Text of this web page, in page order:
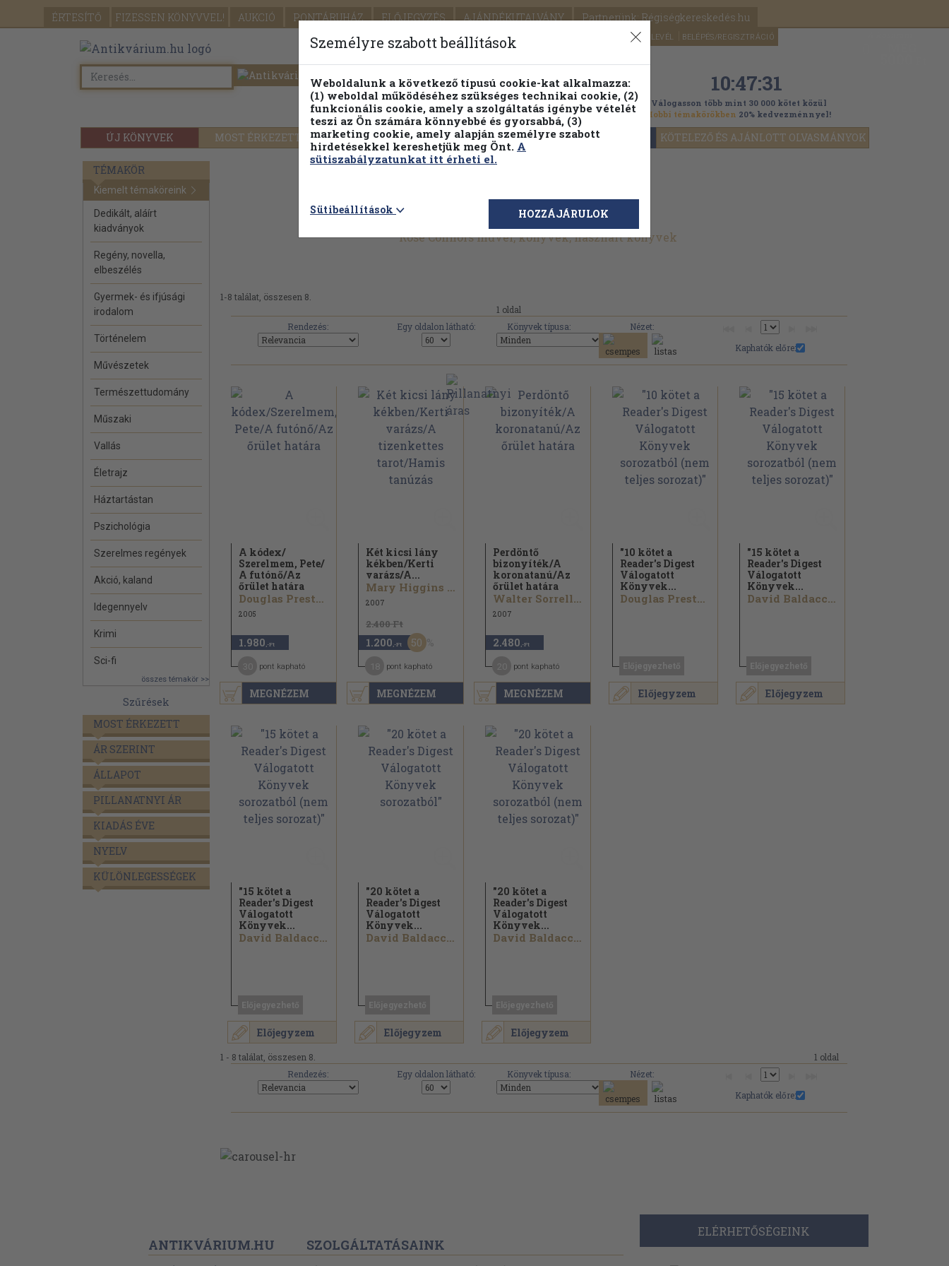
ÉRTESÍTŐ FIZESSEN KÖNYVVEL! AUKCIÓ PONTÁRUHÁZ ELŐJEGYZÉS AJÁNDÉKUTALVÁNY Partnerünk: Régiségkereskedés.hu
SEGÍTSÉG HÍRLEVÉL BELÉPÉS/REGISZTRÁCIÓ
ÚJ KÖNYVEK MOST ÉRKEZETT PILLANATNYI ÁRAINK FENNTARTHATÓ OLVASMÁNYOK KÖTELEZŐ ÉS AJÁNLOTT OLVASMÁNYOK
Részletes kereső Témaköri fa 10:47:30
Válogasson több mint 30 000 kötet közül
Hobbi témakörökben 20% kedvezménnyel!
TÉMAKÖR
Kiemelt témaköreink
Dedikált, aláírt
kiadványok
Regény, novella,
elbeszélés
Gyermek- és ifjúsági
irodalom
Történelem
Művészetek
Természettudomány
Műszaki
Vallás
Életrajz
Háztartástan
Pszichológia
Szerelmes regények
Akció, kaland
Idegennyelv
Krimi
Sci-fi
összes témakör >>
Szűrések
MOST ÉRKEZETT
ÁR SZERINT
ÁLLAPOT
PILLANATNYI ÁR
KIADÁS ÉVE
NYELV
KÜLÖNLEGESSÉGEK
Rose Connors művei, könyvek, használt könyvek
1-8 találat, összesen 8.
1 oldal
Rendezés:
Egy oldalon látható: Könyvek típusa:
Nézet:
Kaphatók előre:
MEGNÉZEM
A kódex/
Szerelmem, Pete/
A futónő/Az
őrület határa
Douglas Preston...
2005
1.980 ,-Ft
pont kapható
MEGNÉZEM
Két kicsi lány
kékben/Kerti
varázs/A...
Mary Higgins Clark...
2007
2.400 Ft
1.200 ,-Ft 50
pont kapható
MEGNÉZEM
Perdöntő
bizonyíték/A
koronatanú/Az
őrület határa
Walter Sorrells...
2007
2.480 ,-Ft
pont kapható
Előjegyzem
"10 kötet a
Reader's Digest
Válogatott
Könyvek...
Douglas Preston...
Előjegyzem
"15 kötet a
Reader's Digest
Válogatott
Könyvek...
David Baldacci...
Előjegyzem
"15 kötet a
Reader's Digest
Válogatott
Könyvek...
David Baldacci...
Előjegyzem
"20 kötet a
Reader's Digest
Válogatott
Könyvek...
David Baldacci...
Előjegyzem
"20 kötet a
Reader's Digest
Válogatott
Könyvek...
David Baldacci...
1 - 8 találat, összesen 8.
1 oldal
Rendezés:
Egy oldalon látható: Könyvek típusa:
Nézet:
Kaphatók előre:
ANTIKVÁRIUM.HU SZOLGÁLTATÁSAINK
ELÉRHETŐSÉGEINK
Személyre szabott beállítások
Weboldalunk a következő típusú cookie-kat alkalmazza:
(1) weboldal működéséhez szükséges technikai cookie, (2)
funkcionális cookie, amely a szolgáltatás igénybe vételét
teszi az Ön számára könnyebbé és gyorsabbá, (3)
marketing cookie, amely alapján személyre szabott
hirdetésekkel kereshetjük meg Önt. A
sütiszabályzatunkat itt érheti el.
Sütibeállítások HOZZÁJÁRULOK